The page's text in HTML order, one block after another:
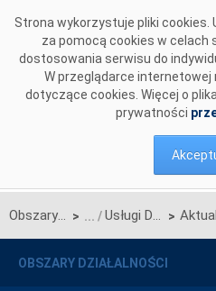
Strona wykorzystuje pliki
za pomocą cookies w
dostosowania serwisu do
W przeglądarce
dotyczące cookies. Więcej o
prywatności
Obszary działalności > Usługi DSR >
OBSZARY DZIAŁALNOŚCI